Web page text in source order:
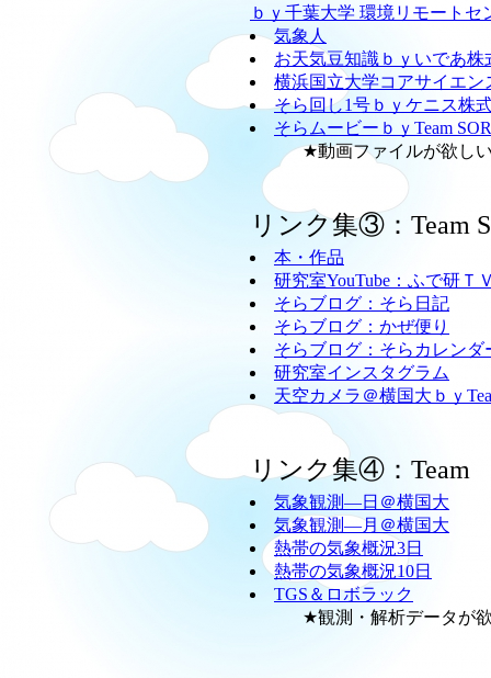
ｂｙ千葉大学 環境リモート
気象人
お天気豆知識ｂｙいであ株
横浜国立大学コアサイエン
そら回し1号ｂｙケニス株
そらムービーｂｙTeam
★動画ファイルが欲しい
リンク集③：Team
本・作品
研究室YouTube：ふで研Ｔ
そらブログ：そら日記
そらブログ：かぜ便り
そらブログ：そらカレンダ
研究室インスタグラム
天空カメラ＠横国大ｂｙ
リンク集④：
気象観測―日＠横国大
気象観測―月＠横国大
熱帯の気象概況3日
熱帯の気象概況10日
TGS＆ロボラック
★観測・解析データが欲し